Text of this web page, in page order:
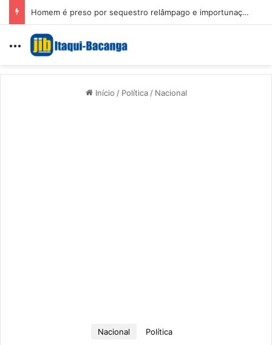
Homem é preso por sequestro relâmpago e importunação sexual em São Luís
Menu
Início / Política / Nacional
Nacional Política